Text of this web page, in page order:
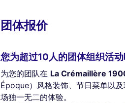
团体报价
您为超过10人的团体组织活动
为您的团队在 La Crémaillère
Époque）风格装饰、节日菜单以
场独一无二的体验。